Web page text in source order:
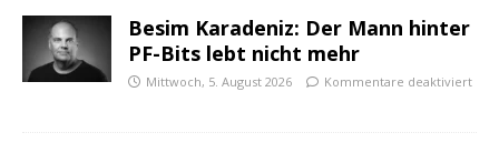
Besim Karadeniz: Der Mann hinter
PF-Bits lebt nicht mehr
Mittwoch, 5. August 2026 Kommentare deaktiviert